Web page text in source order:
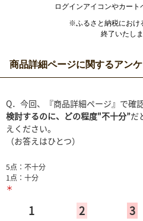
ログインアイコンやカート
※ふるさと納税におけ
終了いたしま
商品詳細ページに関するアンケ